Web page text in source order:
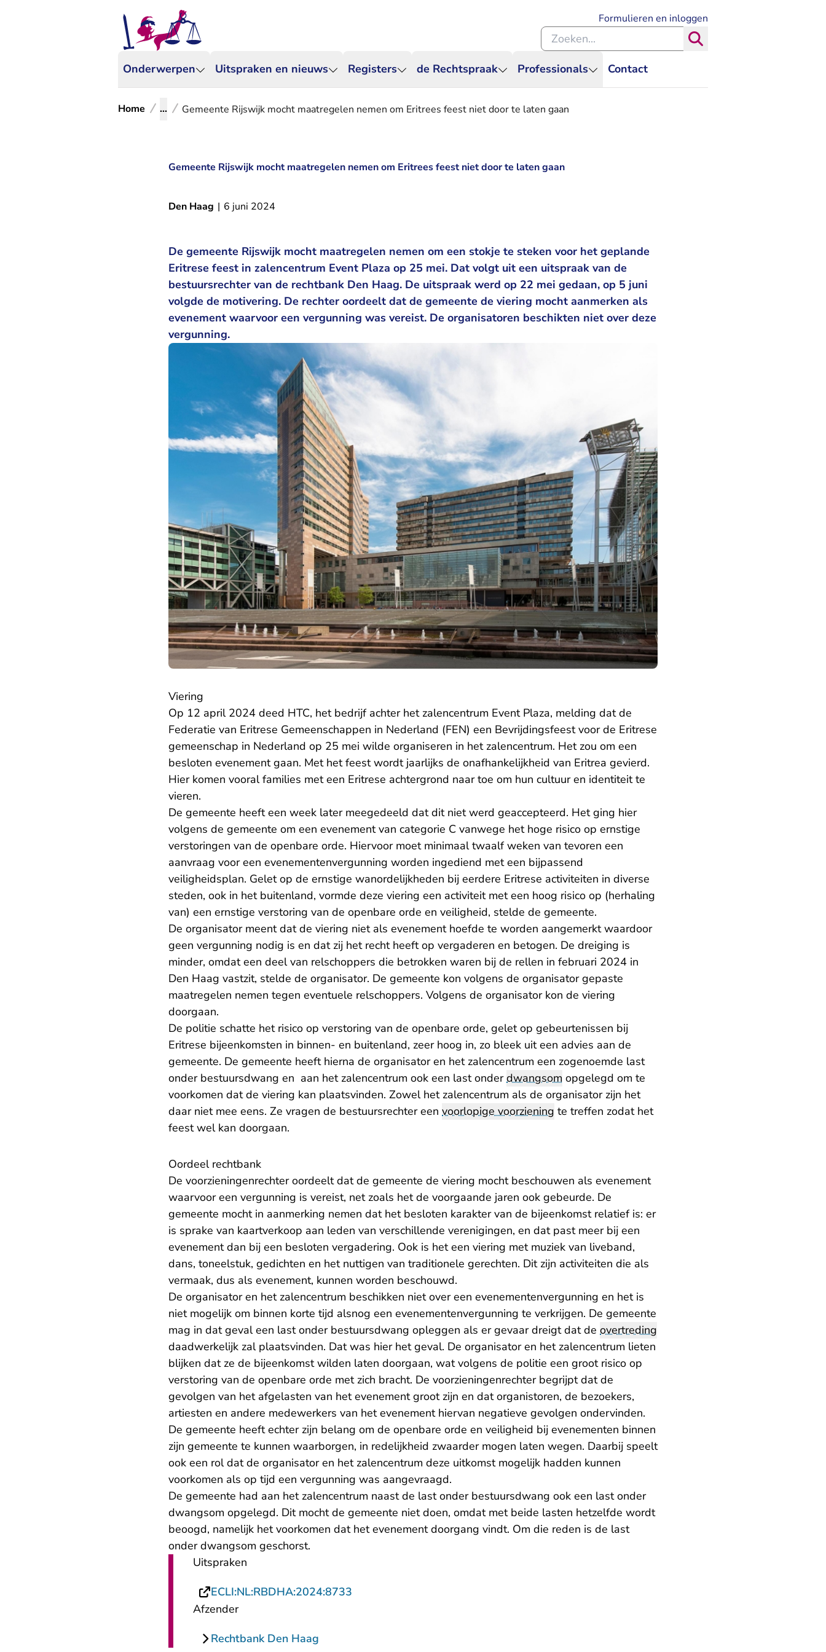
Onderwerpen Uitspraken en nieuws Registers de Rechtspraak Professionals Contact
Formulieren en inloggen
Zoeken binnen de Rechtspraak
Home ... Gemeente Rijswijk mocht maatregelen nemen om Eritrees feest niet door te laten gaan
Gemeente Rijswijk mocht maatregelen nemen om Eritrees feest niet door te laten gaan
Den Haag | 6 juni 2024
De gemeente Rijswijk mocht maatregelen nemen om een stokje te steken voor het geplande
Eritrese feest in zalencentrum Event Plaza op 25 mei. Dat volgt uit een uitspraak van de
bestuursrechter van de rechtbank Den Haag. De uitspraak werd op 22 mei gedaan, op 5 juni
volgde de motivering. De rechter oordeelt dat de gemeente de viering mocht aanmerken als
evenement waarvoor een vergunning was vereist. De organisatoren beschikten niet over deze
vergunning.
Viering
Op 12 april 2024 deed HTC, het bedrijf achter het zalencentrum Event Plaza, melding dat de
Federatie van Eritrese Gemeenschappen in Nederland (FEN) een Bevrijdingsfeest voor de Eritrese
gemeenschap in Nederland op 25 mei wilde organiseren in het zalencentrum. Het zou om een
besloten evenement gaan. Met het feest wordt jaarlijks de onafhankelijkheid van Eritrea gevierd.
Hier komen vooral families met een Eritrese achtergrond naar toe om hun cultuur en identiteit te
vieren.
De gemeente heeft een week later meegedeeld dat dit niet werd geaccepteerd. Het ging hier
volgens de gemeente om een evenement van categorie C vanwege het hoge risico op ernstige
verstoringen van de openbare orde. Hiervoor moet minimaal twaalf weken van tevoren een
aanvraag voor een evenementenvergunning worden ingediend met een bijpassend
veiligheidsplan. Gelet op de ernstige wanordelijkheden bij eerdere Eritrese activiteiten in diverse
steden, ook in het buitenland, vormde deze viering een activiteit met een hoog risico op (herhaling
van) een ernstige verstoring van de openbare orde en veiligheid, stelde de gemeente.
De organisator meent dat de viering niet als evenement hoefde te worden aangemerkt waardoor
geen vergunning nodig is en dat zij het recht heeft op vergaderen en betogen. De dreiging is
minder, omdat een deel van relschoppers die betrokken waren bij de rellen in februari 2024 in
Den Haag vastzit, stelde de organisator. De gemeente kon volgens de organisator gepaste
maatregelen nemen tegen eventuele relschoppers. Volgens de organisator kon de viering
doorgaan.
De politie schatte het risico op verstoring van de openbare orde, gelet op gebeurtenissen bij
Eritrese bijeenkomsten in binnen- en buitenland, zeer hoog in, zo bleek uit een advies aan de
gemeente. De gemeente heeft hierna de organisator en het zalencentrum een zogenoemde last
onder bestuursdwang en aan het zalencentrum ook een last onderdwangsom opgelegd om te
voorkomen dat de viering kan plaatsvinden. Zowel het zalencentrum als de organisator zijn het
daar niet mee eens. Ze vragen de bestuursrechter een voorlopige voorziening te treffen zodat het
feest wel kan doorgaan.
Oordeel rechtbank
De voorzieningenrechter oordeelt dat de gemeente de viering mocht beschouwen als evenement
waarvoor een vergunning is vereist, net zoals het de voorgaande jaren ook gebeurde. De
gemeente mocht in aanmerking nemen dat het besloten karakter van de bijeenkomst relatief is: er
is sprake van kaartverkoop aan leden van verschillende verenigingen, en dat past meer bij een
evenement dan bij een besloten vergadering. Ook is het een viering met muziek van liveband,
dans, toneelstuk, gedichten en het nuttigen van traditionele gerechten. Dit zijn activiteiten die als
vermaak, dus als evenement, kunnen worden beschouwd.
De organisator en het zalencentrum beschikken niet over een evenementenvergunning en het is
niet mogelijk om binnen korte tijd alsnog een evenementenvergunning te verkrijgen. De gemeente
mag in dat geval een last onder bestuursdwang opleggen als er gevaar dreigt dat de overtreding
daadwerkelijk zal plaatsvinden. Dat was hier het geval. De organisator en het zalencentrum lieten
blijken dat ze de bijeenkomst wilden laten doorgaan, wat volgens de politie een groot risico op
verstoring van de openbare orde met zich bracht. De voorzieningenrechter begrijpt dat de
gevolgen van het afgelasten van het evenement groot zijn en dat organistoren, de bezoekers,
artiesten en andere medewerkers van het evenement hiervan negatieve gevolgen ondervinden.
De gemeente heeft echter zijn belang om de openbare orde en veiligheid bij evenementen binnen
zijn gemeente te kunnen waarborgen, in redelijkheid zwaarder mogen laten wegen. Daarbij speelt
ook een rol dat de organisator en het zalencentrum deze uitkomst mogelijk hadden kunnen
voorkomen als op tijd een vergunning was aangevraagd.
De gemeente had aan het zalencentrum naast de last onder bestuursdwang ook een last onder
dwangsom opgelegd. Dit mocht de gemeente niet doen, omdat met beide lasten hetzelfde wordt
beoogd, namelijk het voorkomen dat het evenement doorgang vindt. Om die reden is de last
onder dwangsom geschorst.
Uitspraken
ECLI:NL:RBDHA:2024:8733
Afzender
Rechtbank Den Haag